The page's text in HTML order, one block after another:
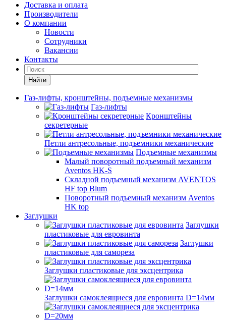
Доставка и оплата
Производители
О компании
Новости
Сотрудники
Вакансии
Контакты
Найти
Газ-лифты, кронштейны, подъемные механизмы
Газ-лифты
Кронштейны
секретерные
Петли антресольные, подъемники механические
Подъемные механизмы
Малый поворотный подъемный механизм
Aventos HK-S
Складной подъемный механизм AVENTOS
HF top Blum
Поворотный подъемный механизм Aventos
HK top
Заглушки
Заглушки
пластиковые для евровинта
Заглушки
пластиковые для самореза
Заглушки пластиковые для эксцентрика
Заглушки самоклеящиеся для евровинта D=14мм